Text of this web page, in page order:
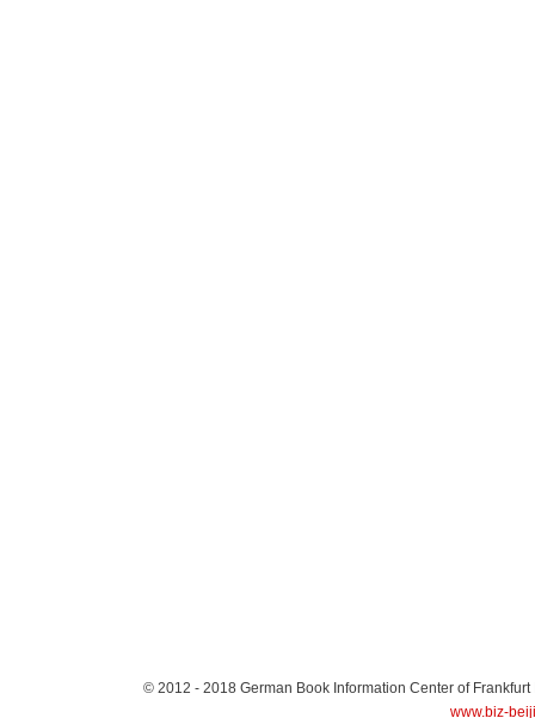
© 2012 - 2018 German Book Information Center of Frankfurt
www.biz-